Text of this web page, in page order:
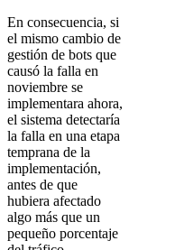
En consecuencia, si
el mismo cambio de
gestión de bots que
causó la falla en
noviembre se
implementara ahora,
el sistema detectaría
la falla en una etapa
temprana de la
implementación,
antes de que
hubiera afectado
algo más que un
pequeño porcentaje